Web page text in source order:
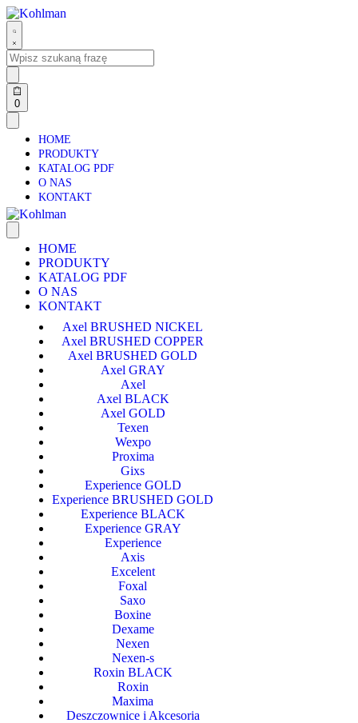
0
HOME
PRODUKTY
KATALOG PDF
O NAS
KONTAKT
HOME
PRODUKTY
KATALOG PDF
O NAS
KONTAKT
Axel BRUSHED NICKEL
Axel BRUSHED COPPER
Axel BRUSHED GOLD
Axel GRAY
Axel
Axel BLACK
Axel GOLD
Texen
Wexpo
Proxima
Gixs
Experience GOLD
Experience BRUSHED GOLD
Experience BLACK
Experience GRAY
Experience
Axis
Excelent
Foxal
Saxo
Boxine
Dexame
Nexen
Nexen-s
Roxin BLACK
Roxin
Maxima
Deszczownice i Akcesoria